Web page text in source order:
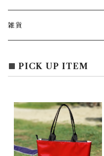
ショルダー
２wayバッグ
バッグチャーム
雑貨
ガーランド
PICK UP ITEM